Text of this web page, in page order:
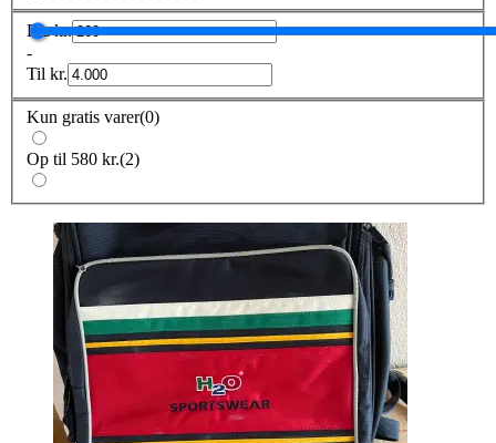
Frakr.
-
Til kr.
Kun gratis varer(0)
Op til 580 kr.(2)